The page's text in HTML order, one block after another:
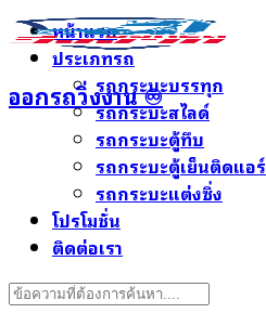
Skip
ออกรถวิ่งงาน ♾️
หน้าแรก
ประเภทรถ
รถกระบะบรรทุก
รถกระบะสไลด์
รถกระบะตู้ทึบ
รถกระบะตู้เย็นติดแอร์
รถกระบะแต่งซิ่ง
โปรโมชั่น
ติดต่อเรา
Search